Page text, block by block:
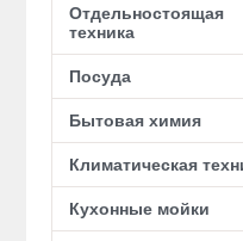
Отдельностоящая
техника
Посуда
Бытовая химия
Климатическая
Кухонные мойки